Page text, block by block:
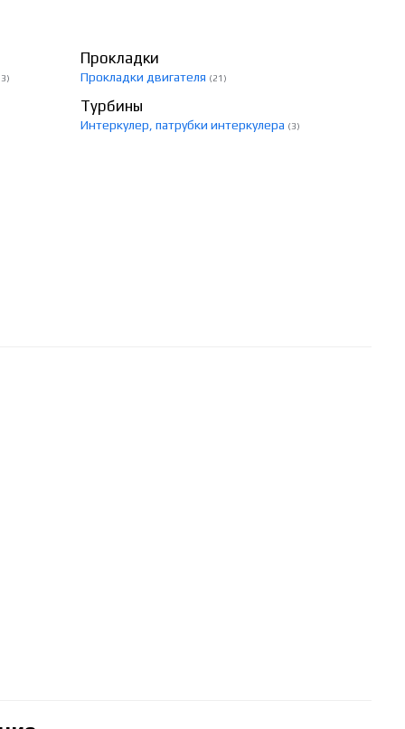
Прокладки
Прокладки двигателя (21)
Турбины
Интеркулер, патрубки интеркулера (3)